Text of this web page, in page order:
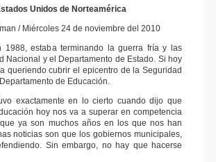
Unidos de Norteamérica
/ Miércoles 24 de noviembre del 2010
1988, estaba terminando la guerra fría y las
Nacional y el Departamento de Estado. Si hoy
queriendo cubrir el epicentro de la Seguridad
de Educación.
exactamente en lo cierto cuando dijo que
hoy nos va a superar en competencia
ya son muchos años en los que nos han
noticias son que los gobiernos municipales,
Sin embargo, no hay que hacerse